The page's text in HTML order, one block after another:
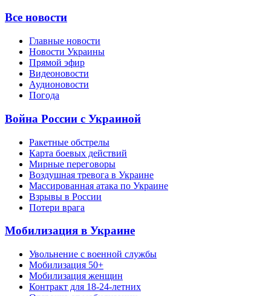
Все новости
Главные новости
Новости Украины
Прямой эфир
Видеоновости
Аудионовости
Погода
Война России с Украиной
Ракетные обстрелы
Карта боевых действий
Мирные переговоры
Воздушная тревога в Украине
Массированная атака по Украине
Взрывы в России
Потери врага
Мобилизация в Украине
Увольнение с военной службы
Мобилизация 50+
Мобилизация женщин
Контракт для 18-24-летних